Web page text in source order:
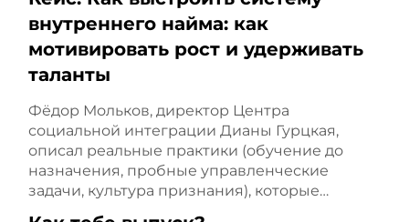
Продукт с высоким
потенциалом, но
продвигать его напрямую
запрещено.
Стал вопрос, что же
внутреннего найма: как
мотивировать рост и удерживать
таланты
Фёдор Мольков, директор Центра
социальной интеграции Дианы Гурцкая,
описал реальные практики (обучение до
назначения, пробные управленческие
задачи, культура признания), которые…